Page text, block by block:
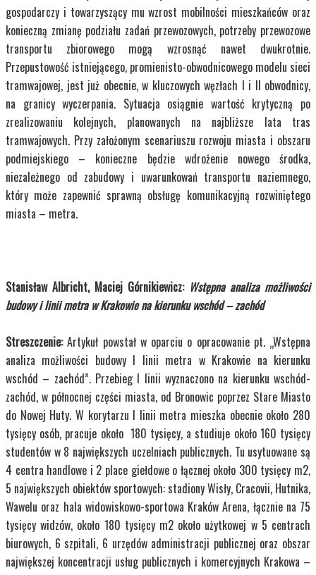
gospodarczy i towarzyszący mu wzrost mobilności mieszkańców oraz
konieczną zmianę podziału zadań przewozowych, potrzeby przewozowe
transportu zbiorowego mogą wzrosnąć nawet dwukrotnie.
Przepustowość istniejącego, promienisto-obwodnicowego modelu sieci
tramwajowej, jest już obecnie, w kluczowych węzłach I i II obwodnicy,
na granicy wyczerpania. Sytuacja osiągnie wartość krytyczną po
zrealizowaniu kolejnych, planowanych na najbliższe lata tras
tramwajowych. Przy założonym scenariuszu rozwoju miasta i obszaru
podmiejskiego – konieczne będzie wdrożenie nowego środka,
niezależnego od zabudowy i uwarunkowań transportu naziemnego,
który może zapewnić sprawną obsługę komunikacyjną rozwiniętego
miasta – metra.
Stanisław Albricht, Maciej Górnikiewicz: Wstępna analiza możliwości
budowy i linii metra w Krakowie na kierunku wschód – zachód
Streszczenie:Artykuł powstał w oparciu o opracowanie pt. „Wstępna
analiza możliwości budowy I linii metra w Krakowie na kierunku
wschód – zachód”. Przebieg I linii wyznaczono na kierunku wschód-
zachód, w północnej części miasta, od Bronowic poprzez Stare Miasto
do Nowej Huty. W korytarzu I linii metra mieszka obecnie około 280
tysięcy osób, pracuje około 180 tysięcy, a studiuje około 160 tysięcy
studentów w 8 największych uczelniach publicznych. Tu usytuowane są
4 centra handlowe i 2 place giełdowe o łącznej około 300 tysięcy m2,
5 największych obiektów sportowych: stadiony Wisły, Cracovii, Hutnika,
Wawelu oraz hala widowiskowo-sportowa Kraków Arena, łącznie na 75
tysięcy widzów, około 180 tysięcy m2 około użytkowej w 5 centrach
biurowych, 6 szpitali, 6 urzędów administracji publicznej oraz obszar
największej koncentracji usług publicznych i komercyjnych Krakowa –